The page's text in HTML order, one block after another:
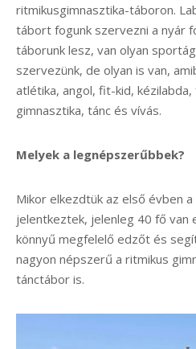
ritmikusgimnasztika-táboron.
tábort fogunk szervezni a nyár
táborunk lesz, van olyan
szervezünk, de olyan is van,
atlétika, angol, fit-kid,
gimnasztika, tánc és vívás.
Melyek a legnépszerűbbek?
Mikor elkezdtük az első évben
jelentkeztek, jelenleg 40 fő van
könnyű megfelelő edzőt és
nagyon népszerű a ritmikus
tánctábor is.